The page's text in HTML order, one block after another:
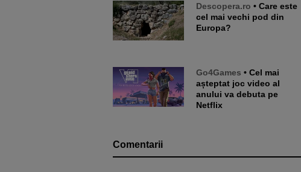
Descopera.ro • Care este
cel mai vechi pod din
Europa?
Go4Games • Cel mai
așteptat joc video al
anului va debuta pe
Netflix
Comentarii